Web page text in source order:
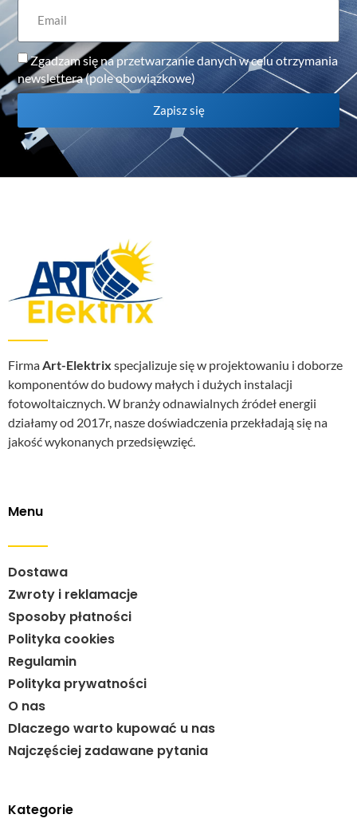
Zgadzam się na przetwarzanie danych w celu otrzymania
newslettera (pole obowiązkowe)
Zapisz się
FirmaArt-Elektrix specjalizuje się w projektowaniu i doborze
komponentów do budowy małych i dużych instalacji
fotowoltaicznych. W branży odnawialnych źródeł energii
działamy od 2017r, nasze doświadczenia przekładają się na
jakość wykonanych przedsięwzięć.
Menu
Dostawa
Zwroty i reklamacje
Sposoby płatności
Polityka cookies
Regulamin
Polityka prywatności
O nas
Dlaczego warto kupować u nas
Najczęściej zadawane pytania
Kategorie